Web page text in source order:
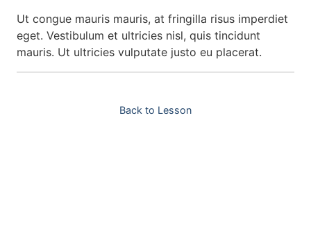
Ut congue mauris mauris, at fringilla risus imperdiet
eget. Vestibulum et ultricies nisl, quis tincidunt
mauris. Ut ultricies vulputate justo eu placerat.
Back to Lesson